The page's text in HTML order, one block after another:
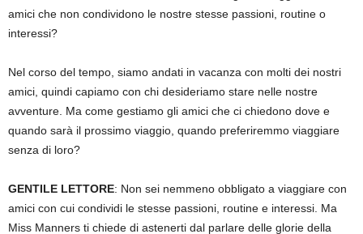
amici che non condividono le nostre stesse passioni, routine o
interessi?
Nel corso del tempo, siamo andati in vacanza con molti dei nostri
amici, quindi capiamo con chi desideriamo stare nelle nostre
avventure. Ma come gestiamo gli amici che ci chiedono dove e
quando sarà il prossimo viaggio, quando preferiremmo viaggiare
senza di loro?
GENTILE LETTORE: Non sei nemmeno obbligato a viaggiare con
amici con cui condividi le stesse passioni, routine e interessi. Ma
Miss Manners ti chiede di astenerti dal parlare delle glorie della